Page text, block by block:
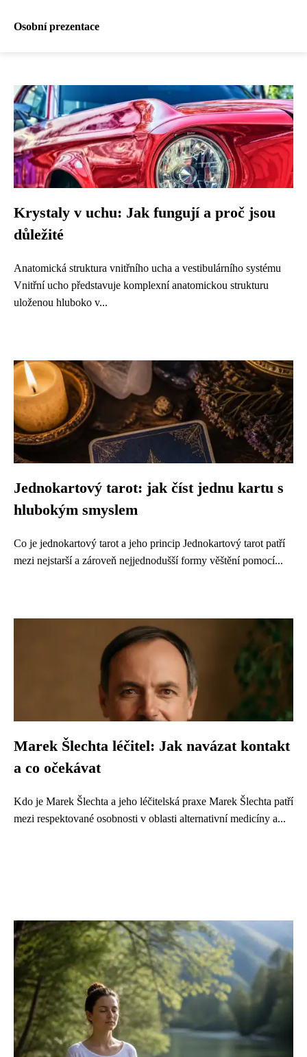
Osobní prezentace
Krystaly v uchu: Jak fungují a proč jsou
důležité
Anatomická struktura vnitřního ucha a vestibulárního systému
Vnitřní ucho představuje komplexní anatomickou strukturu
uloženou hluboko v...
Jednokartový tarot: jak číst jednu kartu s
hlubokým smyslem
Co je jednokartový tarot a jeho princip Jednokartový tarot patří
mezi nejstarší a zároveň nejjednodušší formy věštění pomocí...
Marek Šlechta léčitel: Jak navázat kontakt
a co očekávat
Kdo je Marek Šlechta a jeho léčitelská praxe Marek Šlechta patří
mezi respektované osobnosti v oblasti alternativní medicíny a...